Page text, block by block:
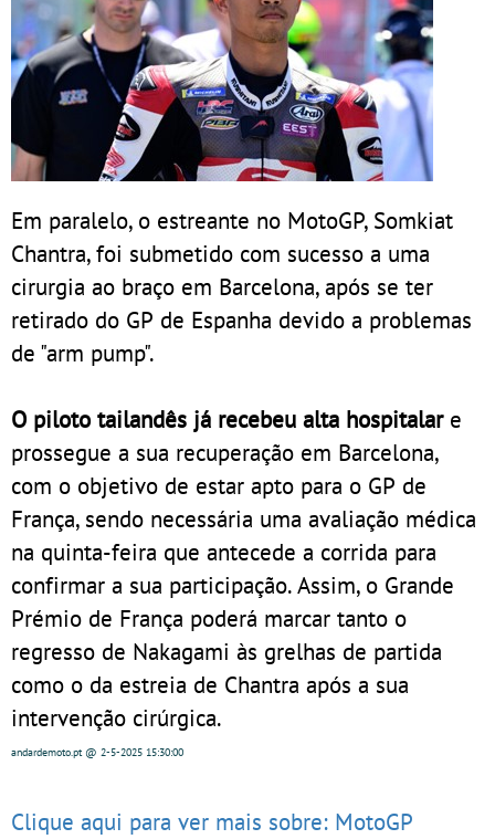
Em paralelo, o estreante no MotoGP, Somkiat
Chantra, foi submetido com sucesso a uma
cirurgia ao braço em Barcelona, após se ter
retirado do GP de Espanha devido a problemas
de "arm pump".
O piloto tailandês já recebeu alta hospitalare
prossegue a sua recuperação em Barcelona,
com o objetivo de estar apto para o GP de
França, sendo necessária uma avaliação médica
na quinta-feira que antecede a corrida para
confirmar a sua participação. Assim, o Grande
Prémio de França poderá marcar tanto o
regresso de Nakagami às grelhas de partida
como o da estreia de Chantra após a sua
intervenção cirúrgica.
andardemoto.pt@ 2-5-2025 15:30:00
Clique aqui para ver mais sobre: MotoGP